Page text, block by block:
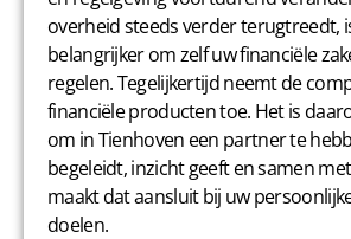
overheid steeds verder terugtreedt,
belangrijker om zelf uw financiële
regelen. Tegelijkertijd neemt de
financiële producten toe. Het is
om in Tienhoven een partner te
begeleidt, inzicht geeft en samen
maakt dat aansluit bij uw
doelen.